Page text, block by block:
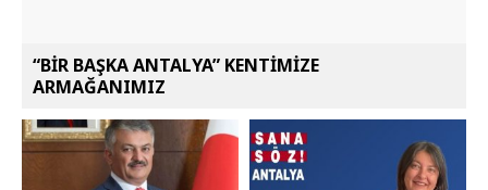
“BİR BAŞKA ANTALYA” KENTİMİZE
ARMAĞANIMIZ